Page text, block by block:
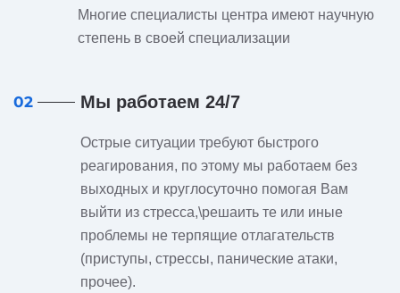
Многие специалисты центра имеют научную
степень в своей специализации
02 Мы работаем 24/7
Острые ситуации требуют быстрого
реагирования, по этому мы работаем без
выходных и круглосуточно помогая Вам
выйти из стресса,\решаить те или иные
проблемы не терпящие отлагательств
(приступы, стрессы, панические атаки,
прочее).